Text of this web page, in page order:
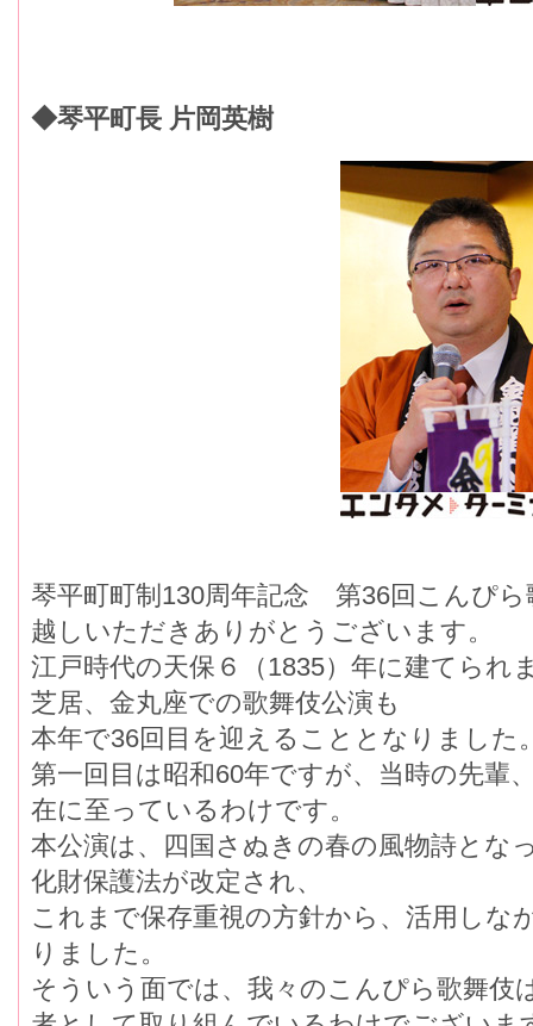
◆琴平町長 片岡英樹
琴平町町制130周年記念 第36回こんぴら
越しいただきありがとうございます。
江戸時代の天保６（1835）年に建てられ
芝居、金丸座での歌舞伎公演も
本年で36回目を迎えることとなりました
第一回目は昭和60年ですが、当時の先輩
在に至っているわけです。
本公演は、四国さぬきの春の風物詩とな
化財保護法が改定され、
これまで保存重視の方針から、活用しな
りました。
そういう面では、我々のこんぴら歌舞伎